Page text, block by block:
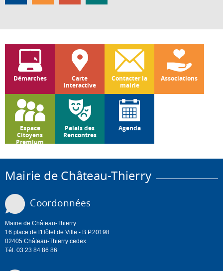
Démarches
Carte
interactive
Contacter la
mairie
Associations
Espace
Citoyens
Premium
Palais des
Rencontres
Agenda
Mairie de Château-Thierry
Coordonnées
Mairie de Château-Thierry
16 place de l'Hôtel de Ville - B.P.20198
02405 Château-Thierry cedex
Tél. 03 23 84 86 86